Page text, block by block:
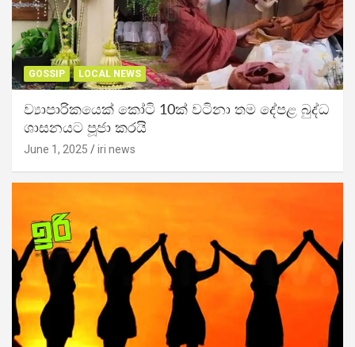
GOSSIP LOCAL NEWS
ව්‍යාපාරිකයෙක් කෝටි 10ක් වටිනා තම දේපළ බුද්ධ
ශාසනයට පූජා කරයි
June 1, 2025 iri news